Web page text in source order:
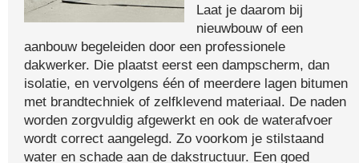
Laat je daarom bij
nieuwbouw of een
aanbouw begeleiden door een professionele
dakwerker. Die plaatst eerst een dampscherm, dan
isolatie, en vervolgens één of meerdere lagen bitumen
met brandtechniek of zelfklevend materiaal. De naden
worden zorgvuldig afgewerkt en ook de waterafvoer
wordt correct aangelegd. Zo voorkom je stilstaand
water en schade aan de dakstructuur. Een goed